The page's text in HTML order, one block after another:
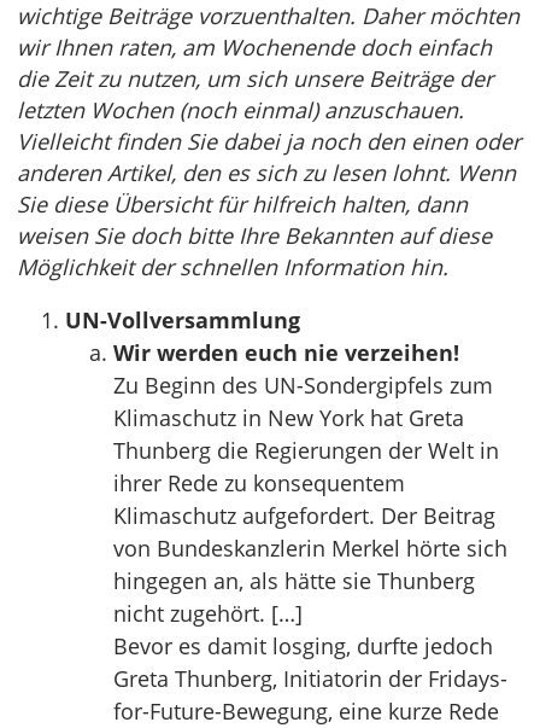
wichtige Beiträge vorzuenthalten. Daher möchten
wir Ihnen raten, am Wochenende doch einfach
die Zeit zu nutzen, um sich unsere Beiträge der
letzten Wochen (noch einmal) anzuschauen.
Vielleicht finden Sie dabei ja noch den einen oder
anderen Artikel, den es sich zu lesen lohnt. Wenn
Sie diese Übersicht für hilfreich halten, dann
weisen Sie doch bitte Ihre Bekannten auf diese
Möglichkeit der schnellen Information hin.
UN-Vollversammlung
Wir werden euch nie verzeihen!
Zu Beginn des UN-Sondergipfels zum
Klimaschutz in New York hat Greta
Thunberg die Regierungen der Welt in
ihrer Rede zu konsequentem
Klimaschutz aufgefordert. Der Beitrag
von Bundeskanzlerin Merkel hörte sich
hingegen an, als hätte sie Thunberg
nicht zugehört. […]
Bevor es damit losging, durfte jedoch
Greta Thunberg, Initiatorin der Fridays-
for-Future-Bewegung, eine kurze Rede